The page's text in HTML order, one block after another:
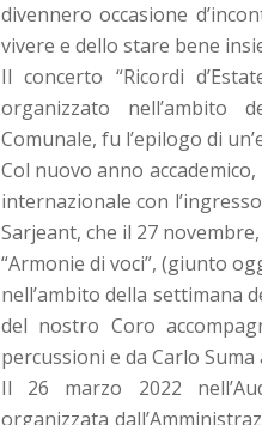
divennero occasione
vivere e dello stare bene
Il concerto “Ricordi
organizzato nell’ambito
Comunale, fu l’epilogo di
Col nuovo anno
internazionale con
Sarjeant, che il 27
“Armonie di voci”, (giunto
nell’ambito della settimana
del nostro Coro
percussioni e da Carlo
Il 26 marzo 2022
organizzata